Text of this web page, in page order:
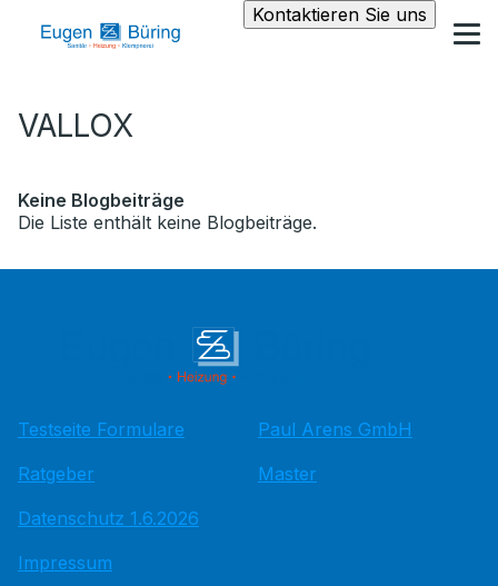
Kontaktieren Sie uns
VALLOX
Keine Blogbeiträge
Die Liste enthält keine Blogbeiträge.
Testseite Formulare
Ratgeber
Datenschutz 1.6.2026
Impressum
Paul Arens GmbH
Master